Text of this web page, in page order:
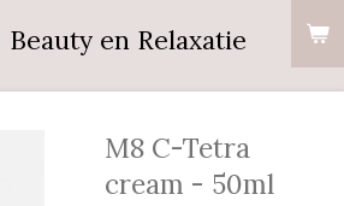
Beauty en Relaxatie
M8 C-Tetra
cream - 50ml